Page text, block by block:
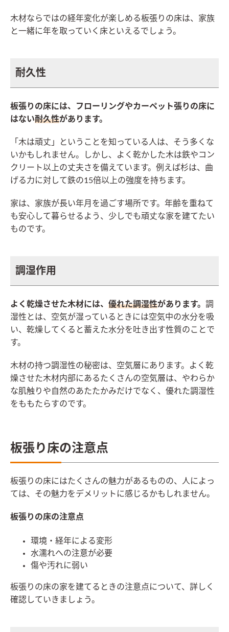
木材ならではの経年変化が楽しめる板張りの床は、家族
と一緒に年を取っていく床といえるでしょう。
耐久性
板張りの床には、フローリングやカーペット張りの床に
はない耐久性があります。
「木は頑丈」ということを知っている人は、そう多くな
いかもしれません。しかし、よく乾かした木は鉄やコン
クリート以上の丈夫さを備えています。例えば杉は、曲
げる力に対して鉄の15倍以上の強度を持ちます。
家は、家族が長い年月を過ごす場所です。年齢を重ねて
も安心して暮らせるよう、少しでも頑丈な家を建てたい
ものです。
調湿作用
よく乾燥させた木材には、 優れた調湿性があります。 調
湿性とは、空気が湿っているときには空気中の水分を吸
い、乾燥してくると蓄えた水分を吐き出す性質のことで
す。
木材の持つ調湿性の秘密は、空気層にあります。よく乾
燥させた木材内部にあるたくさんの空気層は、やわらか
な肌触りや自然のあたたかみだけでなく、優れた調湿性
をももたらすのです。
板張り床の注意点
板張りの床にはたくさんの魅力があるものの、人によっ
ては、その魅力をデメリットに感じるかもしれません。
板張りの床の注意点
環境・経年による変形
水濡れへの注意が必要
傷や汚れに弱い
板張りの床の家を建てるときの注意点について、詳しく
確認していきましょう。